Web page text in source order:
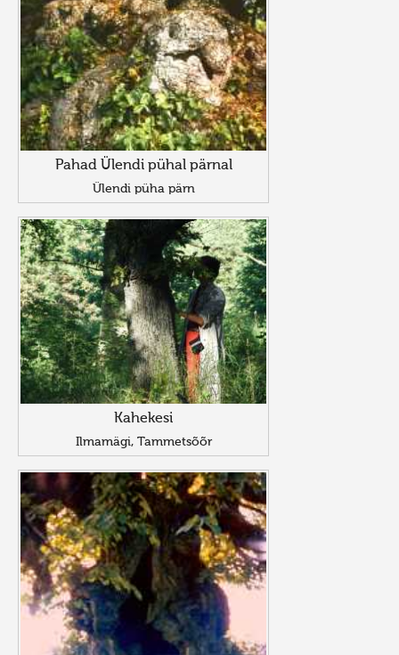
Pahad Ülendi pühal pärnal
Ülendi püha pärn
Kahekesi
Ilmamägi, Tammetsõõr